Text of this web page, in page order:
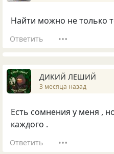
Найти можно не только
Ответить
ДИКИЙ ЛЕШИЙ
3 месяца назад
Есть сомнения у меня ,
каждого .
Ответить